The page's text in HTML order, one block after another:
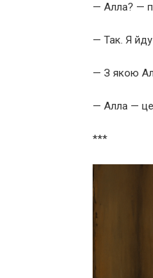
— Алла? —
— Так. Я
— З якою
— Алла — це
***